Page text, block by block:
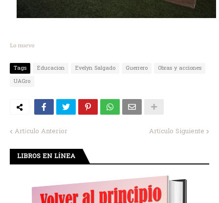
Lo nuevo
Tags Educacion Evelyn Salgado Guerrero
Obras y acciones
UAGro
Artículo Anterior Artículo Siguiente
LIBROS EN LÍNEA